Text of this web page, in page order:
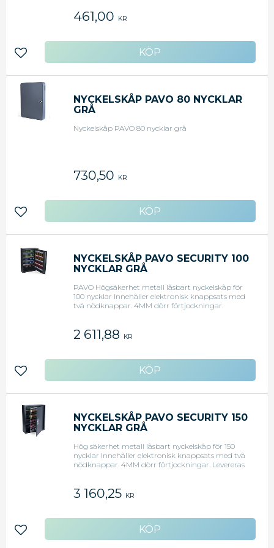
461,00 KR
Lägg till i favoriter
NYCKELSKÅP PAVO 80 NYCKLAR
GRÅ
Nyckelskåp PAVO 80 nycklar grå
730,50 KR
Lägg till i favoriter
NYCKELSKÅP PAVO SECURITY 100
NYCKLAR GRÅ
PAVO Högsäkerhet metall låsbart nyckelskåp för
100 nycklar Innehåller elektronisk knappsats med
två nödknappar. 4MM dörr förtjockningar.
returplats för nyckel för att returnera nycklar
utan huvudlåset. - 100 nycklar - Grå
2 611,88 KR
Lägg till i favoriter
NYCKELSKÅP PAVO SECURITY 150
NYCKLAR GRÅ
Hög säkerhet metall låsbart nyckelskåp för 150
nycklar Innehåller elektronisk knappsats med två
nödknappar. 4MM dörr förtjockningar. Levereras
returplats för nyckel för att returnera nycklar
utan huvudlåset. - 150 nycklar - Metall - Låsbart
3 160,25 KR
Lägg till i favoriter